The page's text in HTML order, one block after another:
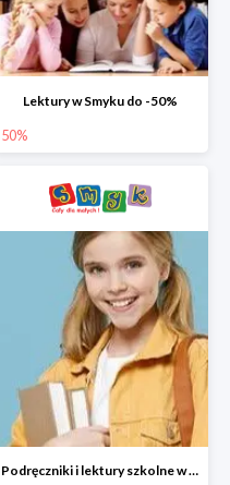
Lektury w Smyku do -50%
50%
Podręczniki i lektury szkolne w Smyku do -45%